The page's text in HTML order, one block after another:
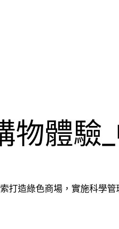
物體驗
打造綠色商場，實施科學